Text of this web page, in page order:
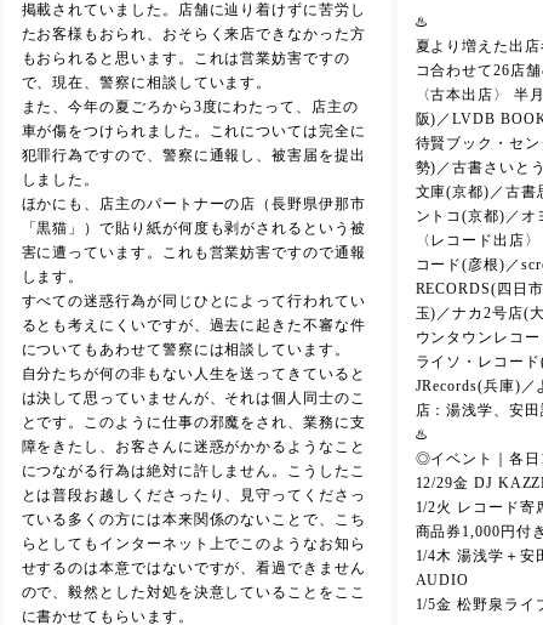
♨️
夏より増えた出
コ合わせて26店
〈古本出店〉 半
阪)／LVDB
待賢ブック・セ
勢)／古書さいと
文庫(京都)／古書
ントコ(京都)／オ
〈レコード出店
コード(彦根)／
RECORDS(四日
玉)／ナカ2号店(
ウンタウンレコ
ライソ・レコー
JRecords(兵庫)／
店：湯浅学、安
♨️
◎イベント｜各日
12/29金 DJ
1/2火 レコード寄
商品券1,000円付
1/4木 湯浅学＋安
AUDIO
1/5金 松野泉ライ
掲載されていました。店舗に辿り着けずに苦労し
たお客様もおられ、おそらく来店できなかった方
もおられると思います。これは営業妨害ですの
で、現在、警察に相談しています。
また、今年の夏ごろから3度にわたって、店主の
車が傷をつけられました。これについては完全に
犯罪行為ですので、警察に通報し、被害届を提出
しました。
ほかにも、店主のパートナーの店（長野県伊那市
「黒猫」）で貼り紙が何度も剥がされるという被
害に遭っています。これも営業妨害ですので通報
します。
すべての迷惑行為が同じひとによって行われてい
るとも考えにくいですが、過去に起きた不審な件
についてもあわせて警察には相談しています。
自分たちが何の非もない人生を送ってきていると
は決して思っていませんが、それは個人同士のこ
とです。このように仕事の邪魔をされ、業務に支
障をきたし、お客さんに迷惑がかかるようなこと
につながる行為は絶対に許しません。こうしたこ
とは普段お越しくださったり、見守ってくださっ
ている多くの方には本来関係のないことで、こち
らとしてもインターネット上でこのようなお知ら
せするのは本意ではないですが、看過できません
ので、毅然とした対処を決意していることをここ
に書かせてもらいます。